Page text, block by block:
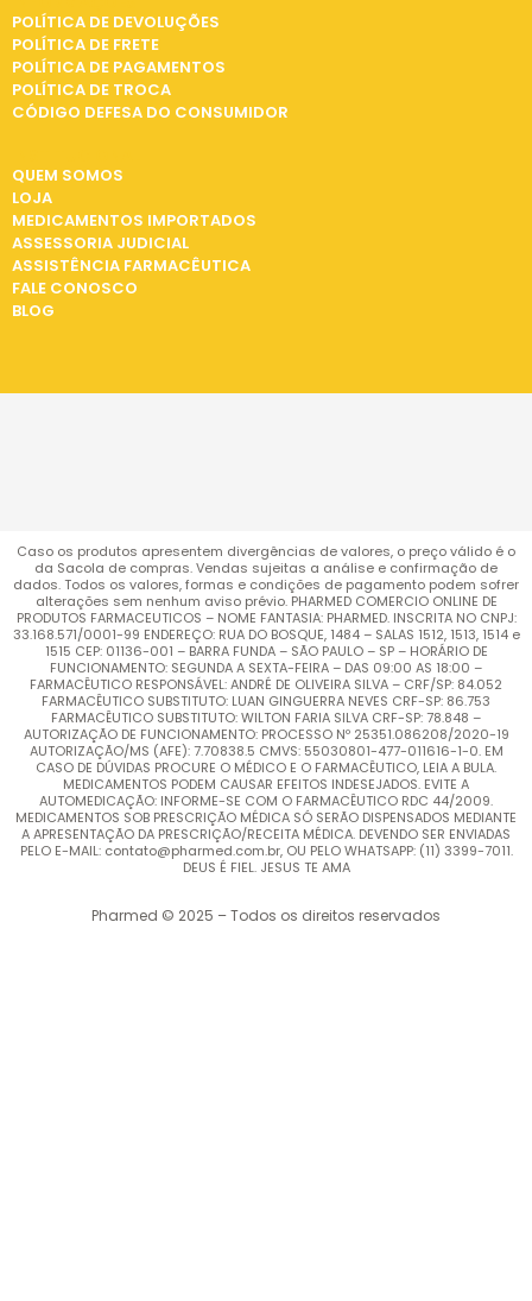
POLÍTICA DE DEVOLUÇÕES
POLÍTICA DE FRETE
POLÍTICA DE PAGAMENTOS
POLÍTICA DE TROCA
CÓDIGO DEFESA DO CONSUMIDOR
QUEM SOMOS
LOJA
MEDICAMENTOS IMPORTADOS
ASSESSORIA JUDICIAL
ASSISTÊNCIA FARMACÊUTICA
FALE CONOSCO
BLOG
Caso os produtos apresentem divergências de valores, o preço válido é o
da Sacola de compras. Vendas sujeitas a análise e confirmação de
dados. Todos os valores, formas e condições de pagamento podem sofrer
alterações sem nenhum aviso prévio. PHARMED COMERCIO ONLINE DE
PRODUTOS FARMACEUTICOS – NOME FANTASIA: PHARMED. INSCRITA NO CNPJ:
33.168.571/0001-99 ENDEREÇO: RUA DO BOSQUE, 1484 – SALAS 1512, 1513, 1514 e
1515 CEP: 01136-001 – BARRA FUNDA – SÃO PAULO – SP – HORÁRIO DE
FUNCIONAMENTO: SEGUNDA A SEXTA-FEIRA – DAS 09:00 AS 18:00 –
FARMACÊUTICO RESPONSÁVEL: ANDRÉ DE OLIVEIRA SILVA – CRF/SP: 84.052
FARMACÊUTICO SUBSTITUTO: LUAN GINGUERRA NEVES CRF-SP: 86.753
FARMACÊUTICO SUBSTITUTO: WILTON FARIA SILVA CRF-SP: 78.848 –
AUTORIZAÇÃO DE FUNCIONAMENTO: PROCESSO Nº 25351.086208/2020-19
AUTORIZAÇÃO/MS (AFE): 7.70838.5 CMVS: 55030801-477-011616-1-0. EM
CASO DE DÚVIDAS PROCURE O MÉDICO E O FARMACÊUTICO, LEIA A BULA.
MEDICAMENTOS PODEM CAUSAR EFEITOS INDESEJADOS. EVITE A
AUTOMEDICAÇÃO: INFORME-SE COM O FARMACÊUTICO RDC 44/2009.
MEDICAMENTOS SOB PRESCRIÇÃO MÉDICA SÓ SERÃO DISPENSADOS MEDIANTE
A APRESENTAÇÃO DA PRESCRIÇÃO/RECEITA MÉDICA. DEVENDO SER ENVIADAS
PELO E-MAIL: contato@pharmed.com.br, OU PELO WHATSAPP: (11) 3399-7011.
DEUS É FIEL. JESUS TE AMA
Pharmed © 2025 – Todos os direitos reservados